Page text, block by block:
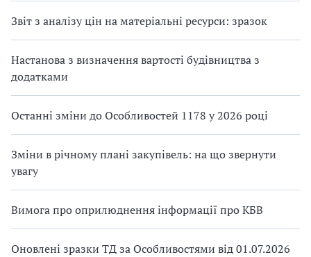
Звіт з аналізу цін на матеріальні ресурси: зразок
Настанова з визначення вартості будівництва з
додатками
Останні зміни до Особливостей 1178 у 2026 році
Зміни в річному плані закупівель: на що звернути
увагу
Вимога про оприлюднення інформації про КБВ
Оновлені зразки ТД за Особливостями від 01.07.2026